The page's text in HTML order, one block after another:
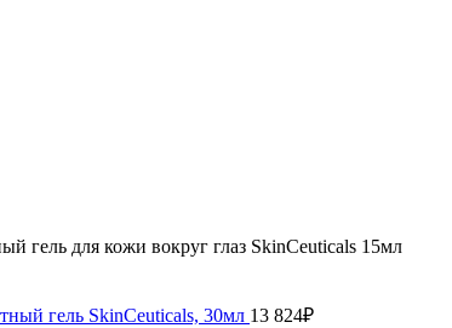
гель для кожи вокруг глаз SkinCeuticals 15мл
гель SkinCeuticals, 30мл 13 824₽